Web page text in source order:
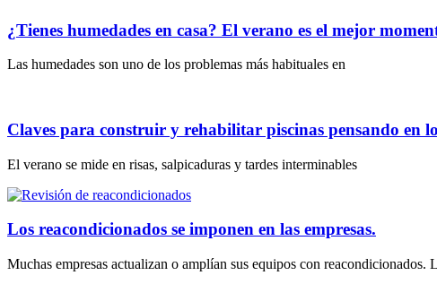
¿Tienes humedades en casa? El verano es el mejor
Las humedades son uno de los problemas más habituales en
Claves para construir y rehabilitar piscinas pensando en
El verano se mide en risas, salpicaduras y tardes interminables
Los reacondicionados se imponen en las empresas.
Muchas empresas actualizan o amplían sus equipos con reacondicionados.